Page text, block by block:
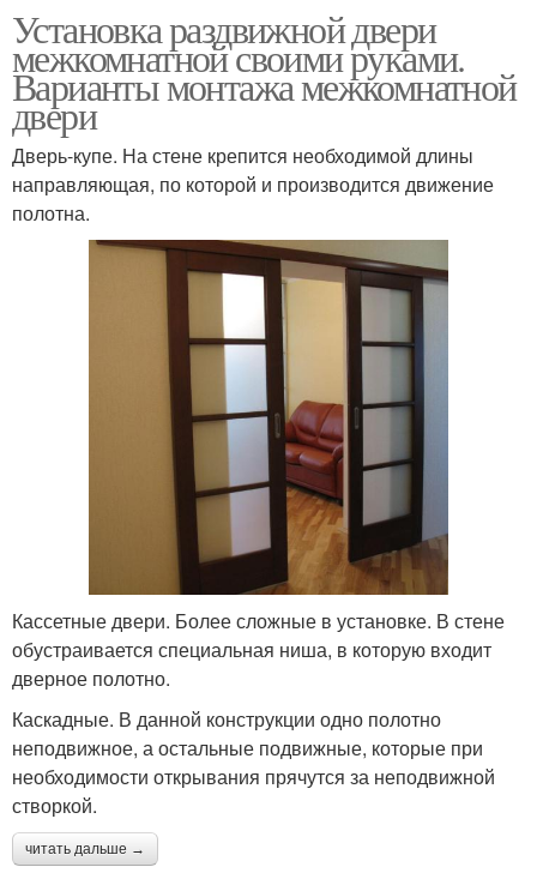
Установка раздвижной двери
межкомнатной своими руками.
Варианты монтажа межкомнатной
двери
Дверь-купе. На стене крепится необходимой длины
направляющая, по которой и производится движение
полотна.
Кассетные двери. Более сложные в установке. В стене
обустраивается специальная ниша, в которую входит
дверное полотно.
Каскадные. В данной конструкции одно полотно
неподвижное, а остальные подвижные, которые при
необходимости открывания прячутся за неподвижной
створкой.
читать дальше →